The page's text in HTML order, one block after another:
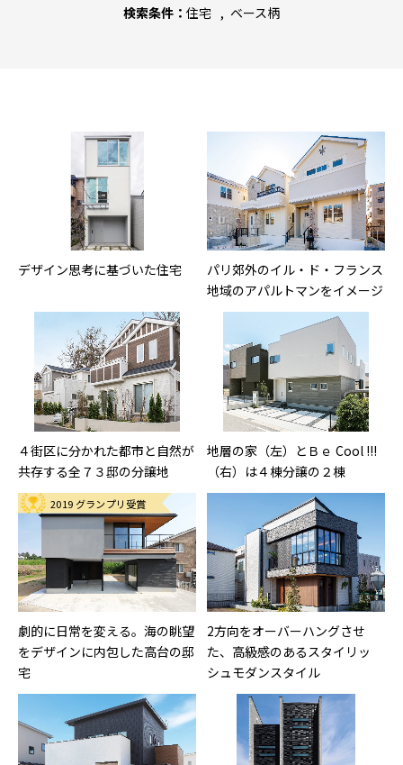
検索条件： 住宅 ベース柄
デザイン思考に基づいた住宅
パリ郊外のイル・ド・フランス
地域のアパルトマンをイメージ
４街区に分かれた都市と自然が
共存する全７３邸の分譲地
地層の家（左）とＢｅ Cool !!!
（右）は４棟分譲の２棟
2019 グランプリ受賞
劇的に日常を変える。海の眺望
をデザインに内包した高台の邸
宅
2方向をオーバーハングさせ
た、高級感のあるスタイリッ
シュモダンスタイル